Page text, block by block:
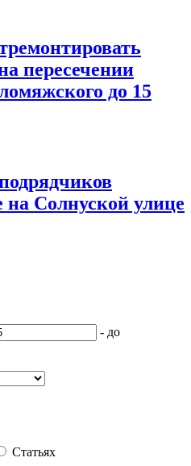
пересечении
до 15
Солнуской улице
- до
Статьях